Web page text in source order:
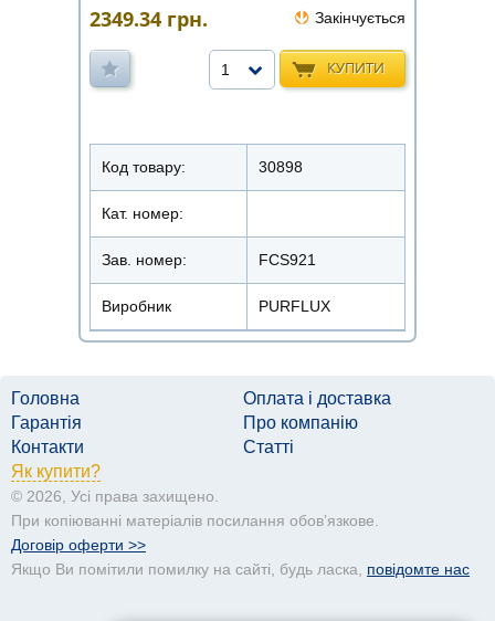
2349.34 грн. Закінчується
КУПИТИ
1
Код товару: 30898
Кат. номер:
Зав. номер: FCS921
Виробник PURFLUX
Головна
Оплата і доставка
Гарантія
Про компанію
Контакти
Статті
Як купити?
© 2026, Усі права захищено.
При копіюванні матеріалів посилання обовʼязкове.
Договір оферти >>
Якщо Ви помітили помилку на сайті, будь ласка, повідомте нас